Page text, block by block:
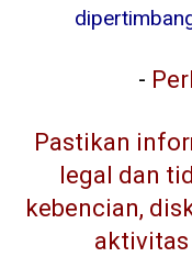
-
Pastikan
legal dan
kebencian,
aktivitas